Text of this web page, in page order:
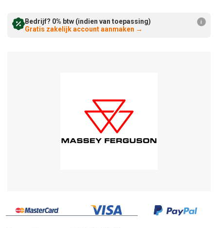
Bedrijf? 0% btw (indien van toepassing)
Gratis zakelijk account aanmaken →
i